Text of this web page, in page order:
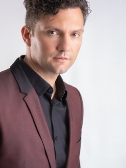
ΣΥΝΕΝΤΕΥΞΕΙΣ
Ο Κώστας Καζάκος
για το Μεγάλο